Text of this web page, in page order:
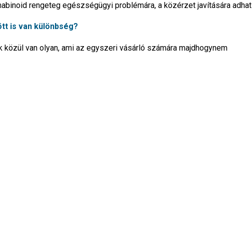
rengeteg egészségügyi problémára, a közérzet javítására adhat
is van különbség?
van olyan, ami az egyszeri vásárló számára majdhogynem